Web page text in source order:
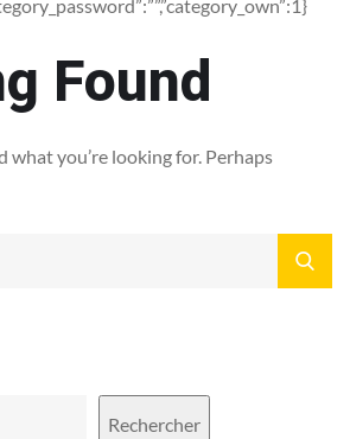
Found
what you’re looking for. Perhaps
Rechercher